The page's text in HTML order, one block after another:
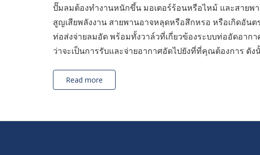
ปั๊มลมต้องทำงานหนักขึ้น มอเตอร์ร้อนหรือไหม้ และสาย
สูญเสียพลังงาน สายพานอาจหลุดหรือสึกหรอ หรือเกิดอัน
ท่อส่งจ่ายลมอัด พร้อมทั้งวาล์วที่เกี่ยวข้องระบบท่ออัดอา
ว่าจะเป็นการรับและจ่ายอากาศอัดไปยังที่ที่คุณต้องการ ดัง
Read more